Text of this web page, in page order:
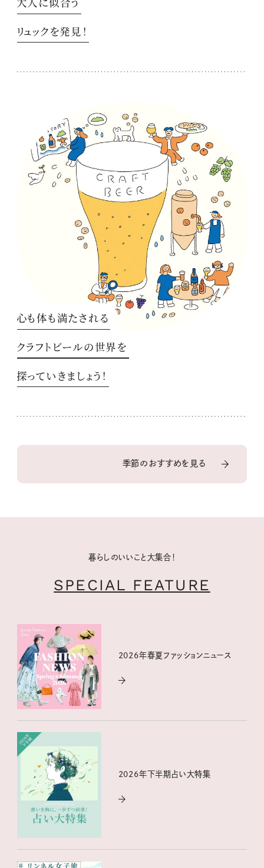
リュックを発見！
心も体も満たされる
クラフトビールの世界を
探っていきましょう！
季節のおすすめを見る
暮らしのいいこと大集合！
SPECIAL FEATURE
2026年春夏ファッションニュース
2026年下半期占い大特集